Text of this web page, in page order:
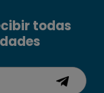
todas